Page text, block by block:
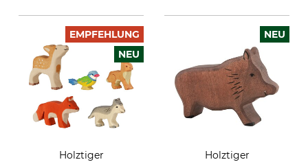
EMPFEHLUNG
NEU
Holztiger
NEU
Holztiger